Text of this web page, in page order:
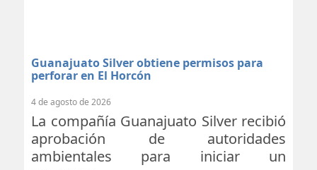
Guanajuato Silver obtiene permisos para
perforar en El Horcón
4 de agosto de 2026
La compañía Guanajuato Silver recibió
aprobación de autoridades
ambientales para iniciar un